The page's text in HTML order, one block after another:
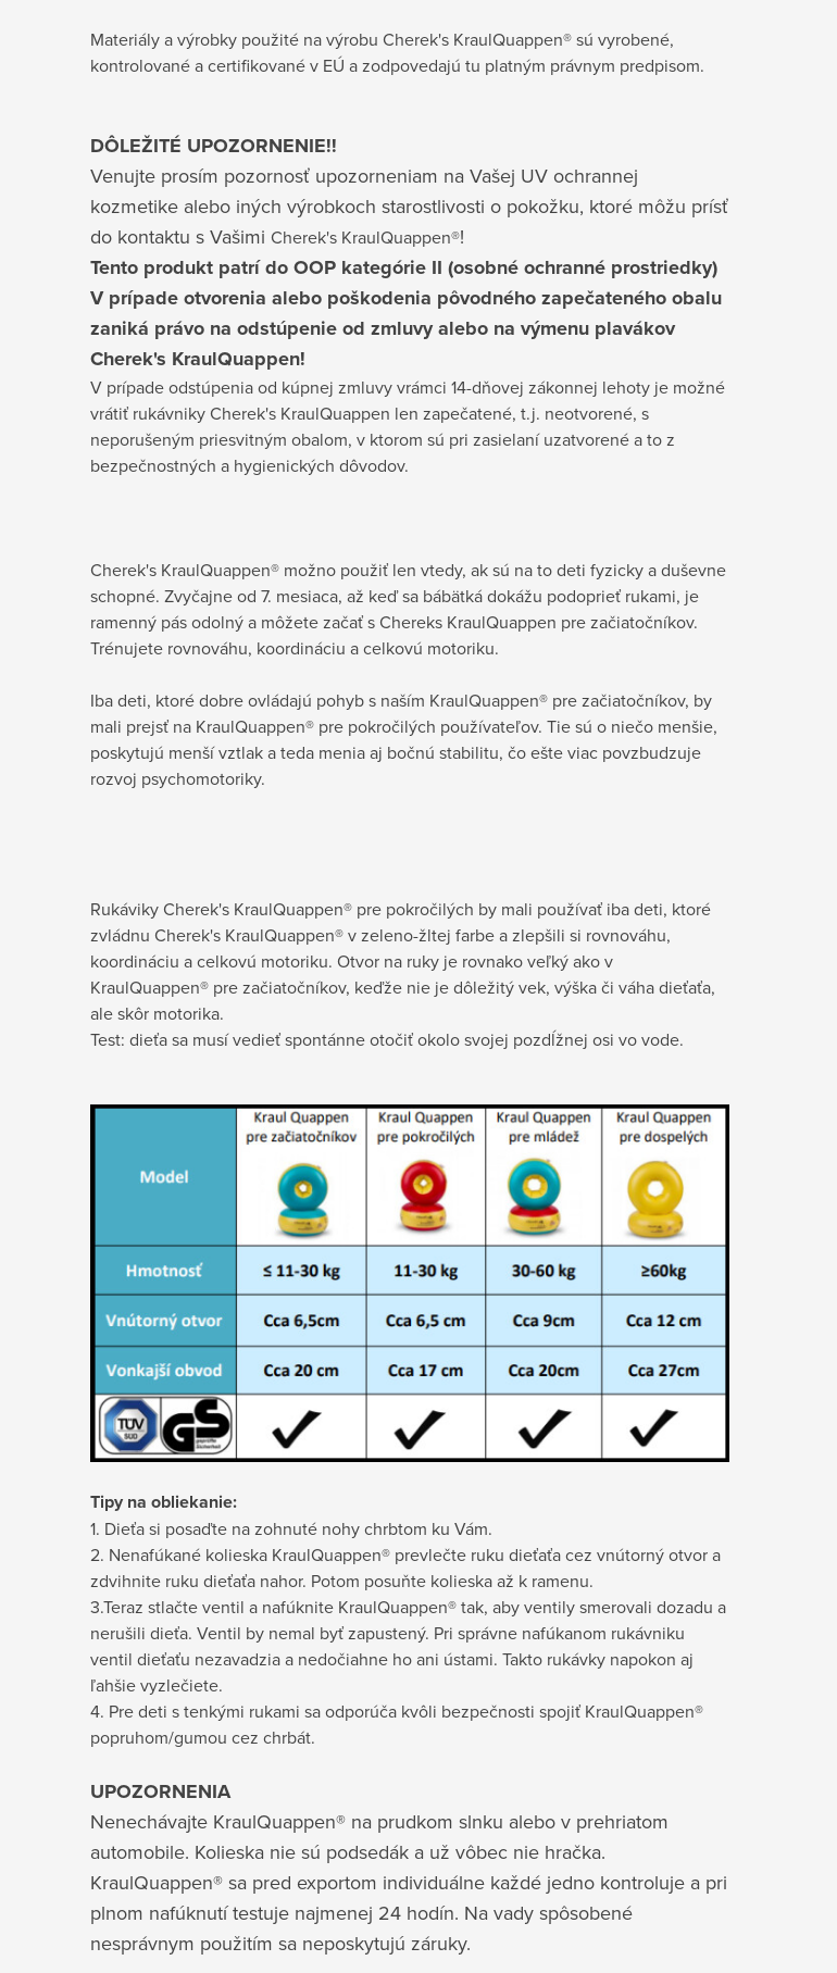
Materiály a výrobky použité na výrobu Cherek's KraulQuappen® sú vyrobené,
kontrolované a certifikované v EÚ a zodpovedajú tu platným právnym predpisom.
DÔLEŽITÉ UPOZORNENIE!!
Venujte prosím pozornosť upozorneniam na Vašej UV ochrannej
kozmetike alebo iných výrobkoch starostlivosti o pokožku, ktoré môžu prísť
do kontaktu s Vašimi Cherek's KraulQuappen®!
Tento produkt patrí do OOP kategórie II (osobné ochranné prostriedky)
V prípade otvorenia alebo poškodenia pôvodného zapečateného obalu
zaniká právo na odstúpenie od zmluvy alebo na výmenu plavákov
Cherek's KraulQuappen!
V prípade odstúpenia od kúpnej zmluvy vrámci 14-dňovej zákonnej lehoty je možné
vrátiť rukávniky Cherek's KraulQuappen len zapečatené, t.j. neotvorené, s
neporušeným priesvitným obalom, v ktorom sú pri zasielaní uzatvorené a to z
bezpečnostných a hygienických dôvodov.
Cherek's KraulQuappen® možno použiť len vtedy, ak sú na to deti fyzicky a duševne
schopné. Zvyčajne od 7. mesiaca, až keď sa bábätká dokážu podoprieť rukami, je
ramenný pás odolný a môžete začať s Chereks KraulQuappen pre začiatočníkov.
Trénujete rovnováhu, koordináciu a celkovú motoriku.
Iba deti, ktoré dobre ovládajú pohyb s naším KraulQuappen® pre začiatočníkov, by
mali prejsť na KraulQuappen® pre pokročilých používateľov. Tie sú o niečo menšie,
poskytujú menší vztlak a teda menia aj bočnú stabilitu, čo ešte viac povzbudzuje
rozvoj psychomotoriky.
Rukáviky Cherek's KraulQuappen® pre pokročilých by mali používať iba deti, ktoré
zvládnu Cherek's KraulQuappen® v zeleno-žltej farbe a zlepšili si rovnováhu,
koordináciu a celkovú motoriku. Otvor na ruky je rovnako veľký ako v
KraulQuappen® pre začiatočníkov, keďže nie je dôležitý vek, výška či váha dieťaťa,
ale skôr motorika.
Test: dieťa sa musí vedieť spontánne otočiť okolo svojej pozdĺžnej osi vo vode.
Tipy na obliekanie:
1. Dieťa si posaďte na zohnuté nohy chrbtom ku Vám.
2. Nenafúkané kolieska KraulQuappen® prevlečte ruku dieťaťa cez vnútorný otvor a
zdvihnite ruku dieťaťa nahor. Potom posuňte kolieska až k ramenu.
3.Teraz stlačte ventil a nafúknite KraulQuappen® tak, aby ventily smerovali dozadu a
nerušili dieťa. Ventil by nemal byť zapustený. Pri správne nafúkanom rukávniku
ventil dieťaťu nezavadzia a nedočiahne ho ani ústami. Takto rukávky napokon aj
ľahšie vyzlečiete.
4. Pre deti s tenkými rukami sa odporúča kvôli bezpečnosti spojiť KraulQuappen®
popruhom/gumou cez chrbát.
UPOZORNENIA
Nenechávajte KraulQuappen® na prudkom slnku alebo v prehriatom
automobile. Kolieska nie sú podsedák a už vôbec nie hračka.
KraulQuappen® sa pred exportom individuálne každé jedno kontroluje a pri
plnom nafúknutí testuje najmenej 24 hodín. Na vady spôsobené
nesprávnym použitím sa neposkytujú záruky.